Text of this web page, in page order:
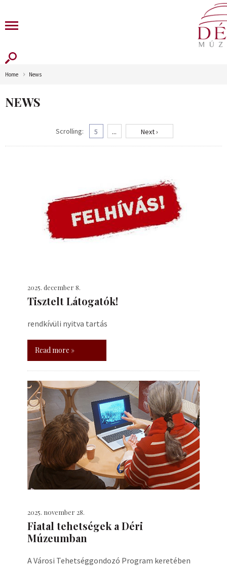
Home News
NEWS
Scrolling: 5 ... Next ›
2025. december 8.
Tisztelt Látogatók!
rendkívüli nyitva tartás
Read more »
2025. november 28.
Fiatal tehetségek a Déri
Múzeumban
A Városi Tehetséggondozó Program keretében